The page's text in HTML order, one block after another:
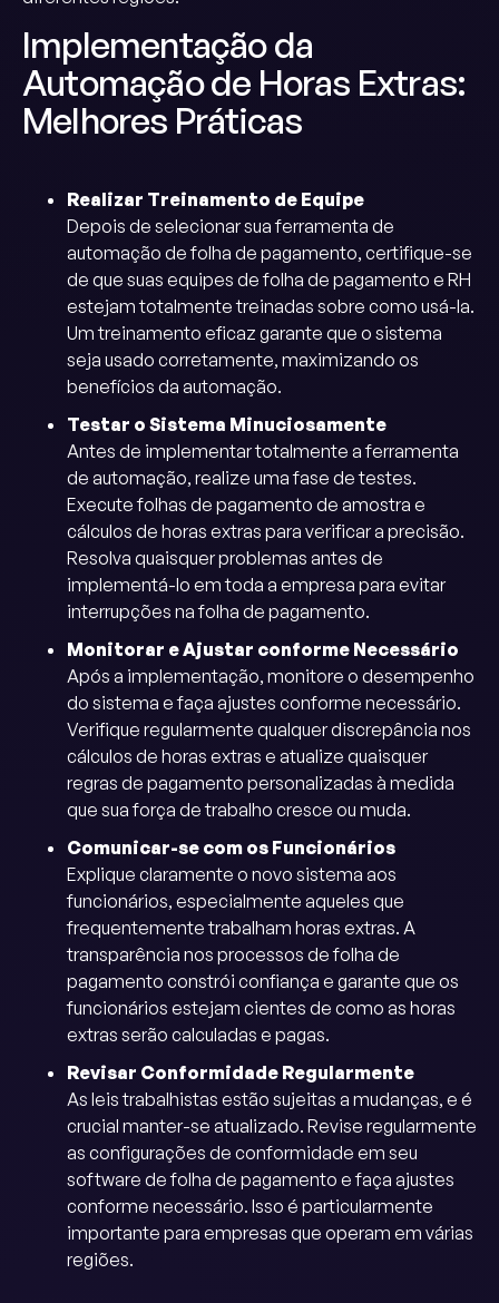
Implementação da
Automação de Horas Extras:
Melhores Práticas
Realizar Treinamento de Equipe
Depois de selecionar sua ferramenta de
automação de folha de pagamento, certifique-se
de que suas equipes de folha de pagamento e RH
estejam totalmente treinadas sobre como usá-la.
Um treinamento eficaz garante que o sistema
seja usado corretamente, maximizando os
benefícios da automação.
Testar o Sistema Minuciosamente
Antes de implementar totalmente a ferramenta
de automação, realize uma fase de testes.
Execute folhas de pagamento de amostra e
cálculos de horas extras para verificar a precisão.
Resolva quaisquer problemas antes de
implementá-lo em toda a empresa para evitar
interrupções na folha de pagamento.
Monitorar e Ajustar conforme Necessário
Após a implementação, monitore o desempenho
do sistema e faça ajustes conforme necessário.
Verifique regularmente qualquer discrepância nos
cálculos de horas extras e atualize quaisquer
regras de pagamento personalizadas à medida
que sua força de trabalho cresce ou muda.
Comunicar-se com os Funcionários
Explique claramente o novo sistema aos
funcionários, especialmente aqueles que
frequentemente trabalham horas extras. A
transparência nos processos de folha de
pagamento constrói confiança e garante que os
funcionários estejam cientes de como as horas
extras serão calculadas e pagas.
Revisar Conformidade Regularmente
As leis trabalhistas estão sujeitas a mudanças, e é
crucial manter-se atualizado. Revise regularmente
as configurações de conformidade em seu
software de folha de pagamento e faça ajustes
conforme necessário. Isso é particularmente
importante para empresas que operam em várias
regiões.